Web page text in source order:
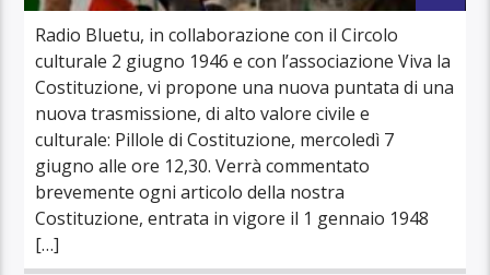
Radio Bluetu, in collaborazione con il Circolo
culturale 2 giugno 1946 e con l’associazione Viva la
Costituzione, vi propone una nuova puntata di una
nuova trasmissione, di alto valore civile e
culturale: Pillole di Costituzione, mercoledì 7
giugno alle ore 12,30. Verrà commentato
brevemente ogni articolo della nostra
Costituzione, entrata in vigore il 1 gennaio 1948
[…]